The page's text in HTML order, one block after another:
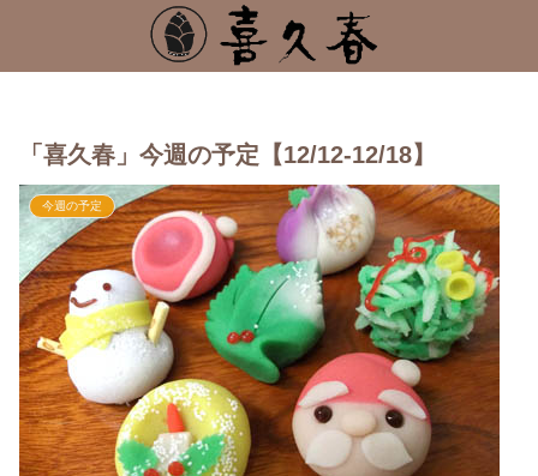
「喜久春」今週の予定【12/12-12/18】
今週の予定